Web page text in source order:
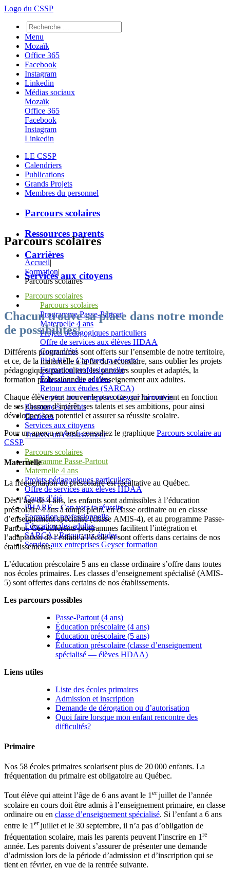
Logo du CSSP
Menu
Mozaïk
Office 365
Facebook
Instagram
Linkedin
Médias sociaux
Mozaïk
Office 365
Facebook
Instagram
Linkedin
LE CSSP
Calendriers
Publications
Grands Projets
Membres du personnel
Parcours scolaires
Ressources parents
Carrières
Services aux citoyens
Parcours scolaires
Parcours scolaires
Programme Passe-Partout
Maternelle 4 ans
Projets pédagogiques particuliers
Offre de services aux élèves HDAA
Cours d’été
PHARE – Cap vers ta réussite
Formation professionnelle
Éducation des adultes
Retour aux études (SARCA)
Service aux entreprises Geyser formation
Ressources parents
Carrières
Services aux citoyens
Trouver un établissement
Parcours scolaires
Programme Passe-Partout
Maternelle 4 ans
Projets pédagogiques particuliers
Offre de services aux élèves HDAA
Cours d’été
PHARE – Cap vers ta réussite
Formation professionnelle
Éducation des adultes
SARCA - Retour aux études
Service aux entreprises Geyser formation
Parcours scolaires
Accueil|
Formation|
Parcours scolaires
Chacun trouve sa place dans notre monde
de possibilités!
Différents programmes sont offerts sur l’ensemble de notre territoire,
et ce, de la maternelle à la fin du secondaire, sans oublier les projets
pédagogiques particuliers, les parcours souples et adaptés, la
formation professionnelle et l’enseignement aux adultes.
Chaque élève peut trouver le parcours qui lui convient en fonction
de ses champs d’intérêt, ses talents et ses ambitions, pour ainsi
développer son potentiel et assurer sa réussite scolaire.
Pour un aperçu en bref, consultez le graphique Parcours scolaire au
CSSP.
Maternelle
La fréquentation du préscolaire est facultative au Québec.
Dès l’âge de 4 ans, les enfants sont admissibles à l’éducation
préscolaire 4 ans à temps plein, en classe ordinaire ou en classe
d’enseignement spécialisé (classe AMIS-4), et au programme Passe-
Partout. Ces différents programmes facilitent l’intégration et
l’adaptation de l’enfant à l’école et sont offerts dans certains de nos
établissements.
L’éducation préscolaire 5 ans en classe ordinaire s’offre dans toutes
nos écoles primaires. Les classes d’enseignement spécialisé (AMIS-
5) sont offertes dans certains de nos établissements.
Les parcours possibles
Passe-Partout (4 ans)
Éducation préscolaire (4 ans)
Éducation préscolaire (5 ans)
Éducation préscolaire (classe d’enseignement
spécialisé — élèves HDAA)
Liens utiles
Liste des écoles primaires
Admission et inscription
Demande de dérogation ou d’autorisation
Quoi faire lorsque mon enfant rencontre des
difficultés?
Primaire
Nos 58 écoles primaires scolarisent plus de 20 000 enfants. La
fréquentation du primaire est obligatoire au Québec.
Tout élève qui atteint l’âge de 6 ans avant le 1erjuillet de l’année
scolaire en cours doit être admis à l’enseignement primaire, en classe
ordinaire ou en classe d’enseignement spécialisé. Si l’enfant a 6 ans
entre le 1 erjuillet et le 30 septembre, il n’a pas d’obligation de
fréquentation scolaire, mais les parents peuvent l’inscrire en 1 re
année. Les parents doivent s’assurer de présenter une demande
d’admission lors de la période d’admission et d’inscription qui se
tient en février, en vue de la rentrée suivante.